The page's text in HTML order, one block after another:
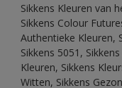
Sikkens Kleuren van
Sikkens Colour
Authentieke Kleuren,
Sikkens 5051,
Kleuren, Sikkens
Witten, Sikkens